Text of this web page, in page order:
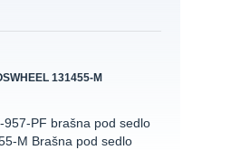
131455-M
PF brašna pod sedlo
M Brašna pod sedlo